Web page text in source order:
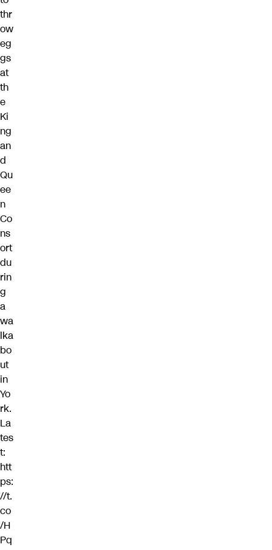
thr
ow
eg
gs
at
th
e
Ki
ng
an
d
Qu
ee
n
Co
ns
ort
du
rin
g
a
wa
lka
bo
ut
in
Yo
rk.
La
tes
t:
htt
ps:
//t.
co
/H
Pq